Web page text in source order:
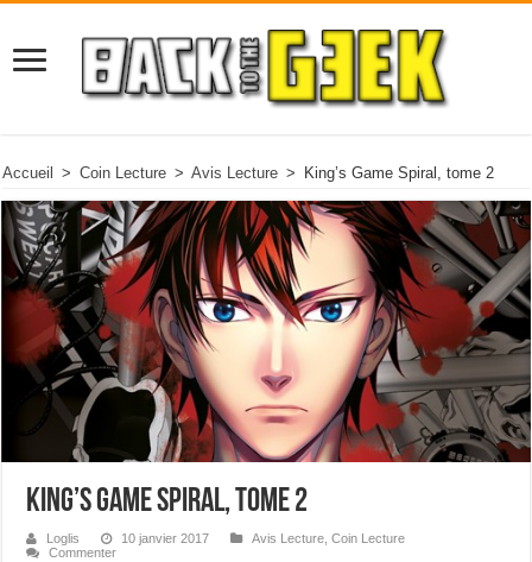
Accueil > Coin Lecture > Avis Lecture > King’s Game Spiral, tome 2
King’s Game Spiral, tome 2
Loglis 10 janvier 2017 Avis Lecture ,Coin Lecture
Commenter